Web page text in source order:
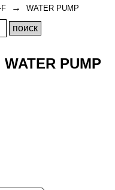
→ WATER PUMP
PUMP